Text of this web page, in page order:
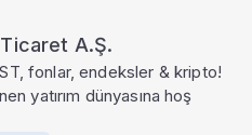
Ticaret A.Ş.
fonlar, endeksler & kripto!
yatırım dünyasına hoş